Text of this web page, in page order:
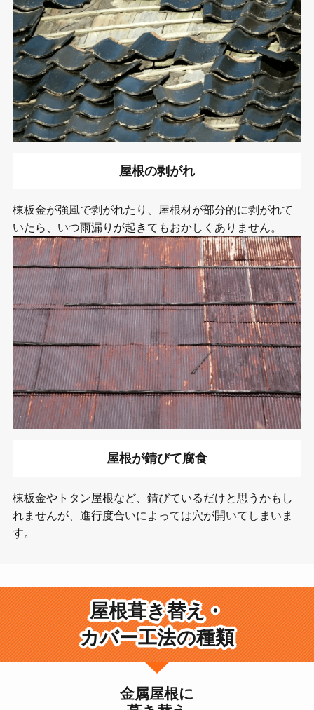
屋根の剥がれ
棟板金が強風で剥がれたり、屋根材が部分的に剥がれて
いたら、いつ雨漏りが起きてもおかしくありません。
屋根が錆びて腐食
棟板金やトタン屋根など、錆びているだけと思うかもし
れませんが、進行度合いによっては穴が開いてしまいま
す。
屋根葺き替え・
カバー工法の種類
金属屋根に